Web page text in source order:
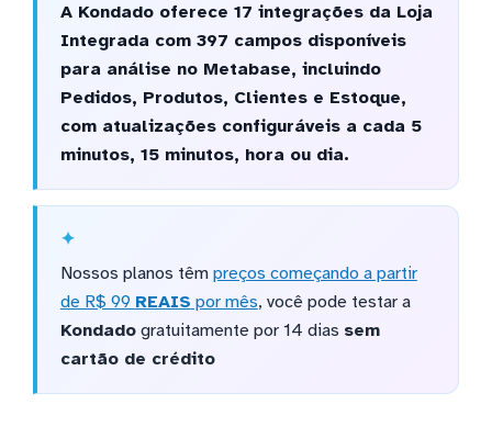
A Kondado oferece 17 integrações da Loja
Integrada com 397 campos disponíveis
para análise no Metabase, incluindo
Pedidos, Produtos, Clientes e Estoque,
com atualizações configuráveis a cada 5
minutos, 15 minutos, hora ou dia.
Nossos planos têm preços começando a partir
de R$ 99 REAIS por mês, você pode testar a
Kondadogratuitamente por 14 dias sem
cartão de crédito